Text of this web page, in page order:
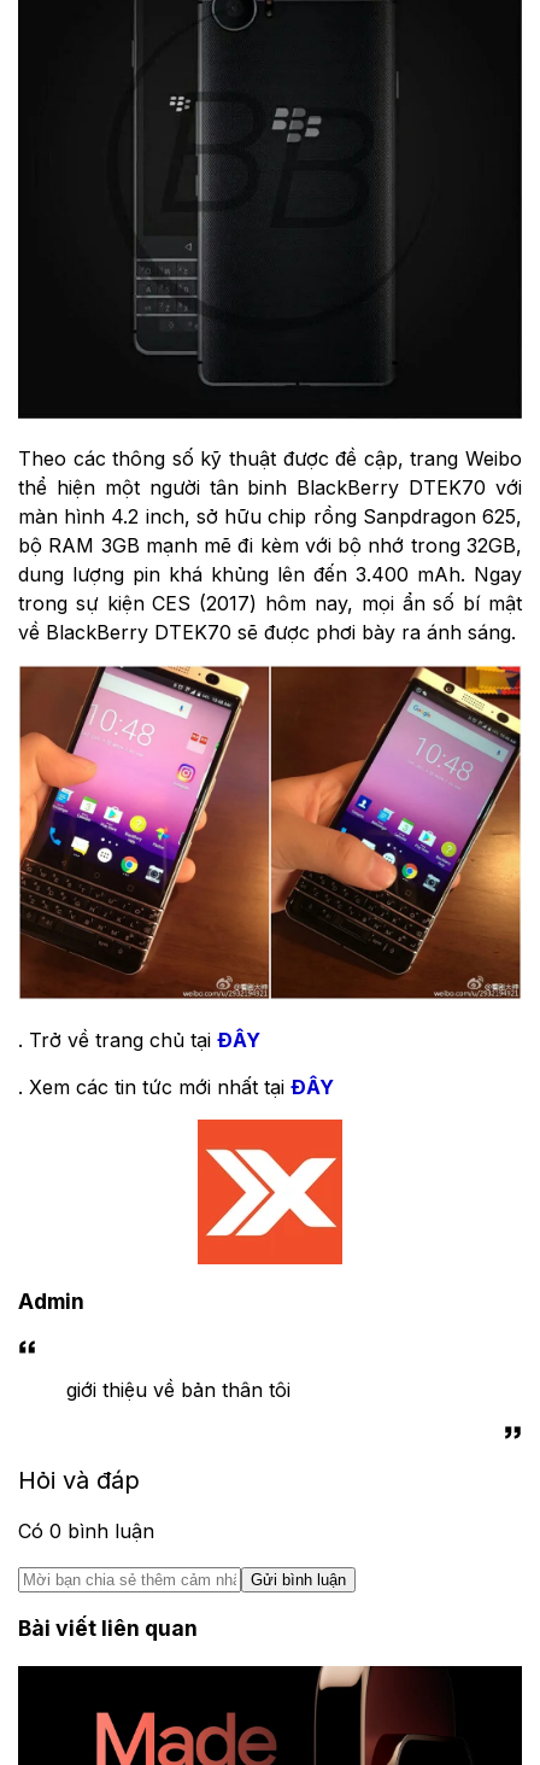
Theo các thông số kỹ thuật được đề cập, trang Weibo
thể hiện một người tân binh BlackBerry DTEK70 với
màn hình 4.2 inch, sở hữu chip rồng Sanpdragon 625,
bộ RAM 3GB mạnh mẽ đi kèm với bộ nhớ trong 32GB,
dung lượng pin khá khủng lên đến 3.400 mAh. Ngay
trong sự kiện CES (2017) hôm nay, mọi ẩn số bí mật
về BlackBerry DTEK70 sẽ được phơi bày ra ánh sáng.
. Trở về trang chủ tại ĐÂY
. Xem các tin tức mới nhất tại ĐÂY
Admin
giới thiệu về bản thân tôi
Hỏi và đáp
Có 0 bình luận
Gửi bình luận
Bài viết liên quan